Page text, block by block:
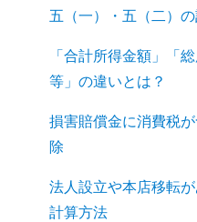
五（一）・五（二）
「合計所得金額」「
等」の違いとは？
損害賠償金に消費税
除
法人設立や本店移転
計算方法